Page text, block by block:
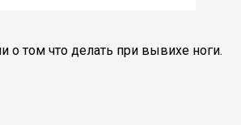
том что делать при вывихе ноги.